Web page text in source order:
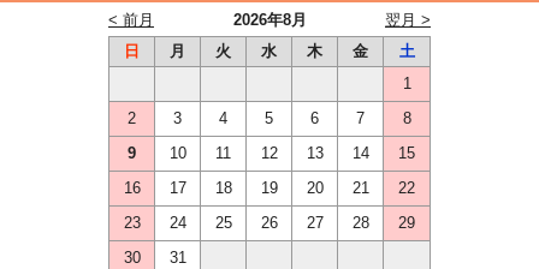
2026年8月
< 前月
翌月 >
日
月 火 水 木 金
土
1
2
3 4 5 6 7
8
9
10 11 12 13 14
15
16
17 18 19 20 21
22
23
24 25 26 27 28
29
30
31